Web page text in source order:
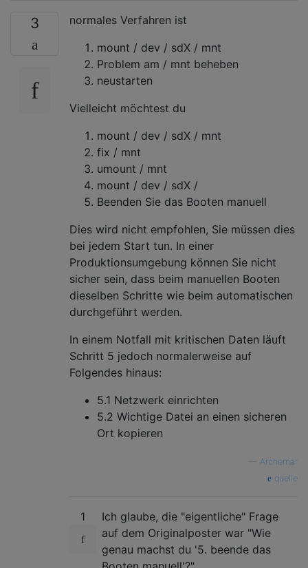
3
normales Verfahren ist
mount / dev / sdX / mnt
Problem am / mnt beheben
neustarten
Vielleicht möchtest du
mount / dev / sdX / mnt
fix / mnt
umount / mnt
mount / dev / sdX /
Beenden Sie das Booten manuell
Dies wird nicht empfohlen, Sie müssen dies
bei jedem Start tun. In einer
Produktionsumgebung können Sie nicht
sicher sein, dass beim manuellen Booten
dieselben Schritte wie beim automatischen
durchgeführt werden.
In einem Notfall mit kritischen Daten läuft
Schritt 5 jedoch normalerweise auf
Folgendes hinaus:
5.1 Netzwerk einrichten
5.2 Wichtige Datei an einen sicheren
Ort kopieren
Archemar
quelle
1
Ich glaube, die "eigentliche" Frage
auf dem Originalposter war "Wie
genau machst du '5. beende das